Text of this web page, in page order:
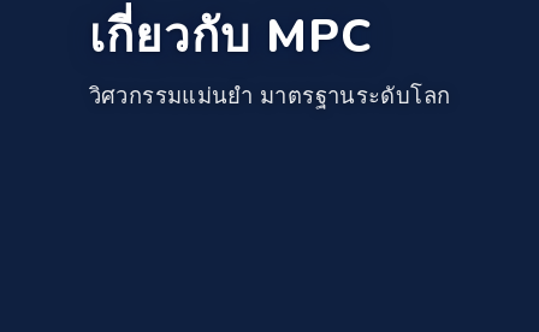
เกี่ยวกับ MPC
วิศวกรรมแม่นยำ มาตรฐานระดับโลก